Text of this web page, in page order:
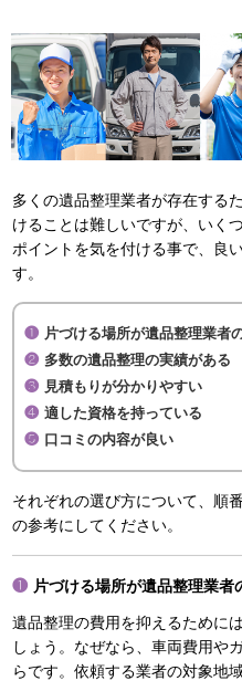
多くの遺品整理業者が存在する
けることは難しいですが、いく
ポイントを気を付ける事で、良
す。
片づける場所が遺品整理業者
多数の遺品整理の実績がある
見積もりが分かりやすい
適した資格を持っている
口コミの内容が良い
それぞれの選び方について、順
の参考にしてください。
片づける場所が遺品整理業者
遺品整理の費用を抑えるために
しょう。なぜなら、車両費用や
らです。依頼する業者の対象地